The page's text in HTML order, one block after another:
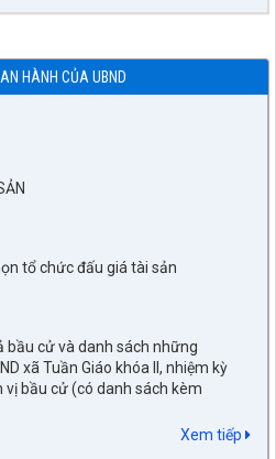
HÀNH CỦA UBND
xã Tuần Giáo khóa II, nhiệm kỳ
bầu cử (có danh sách kèm
Xem tiếp
hành chính cấp xã trên địa bàn
(gửi bản kèm Biên Bản kỳ